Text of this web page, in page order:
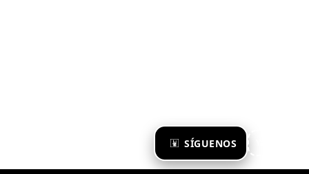
SÍGUENOS